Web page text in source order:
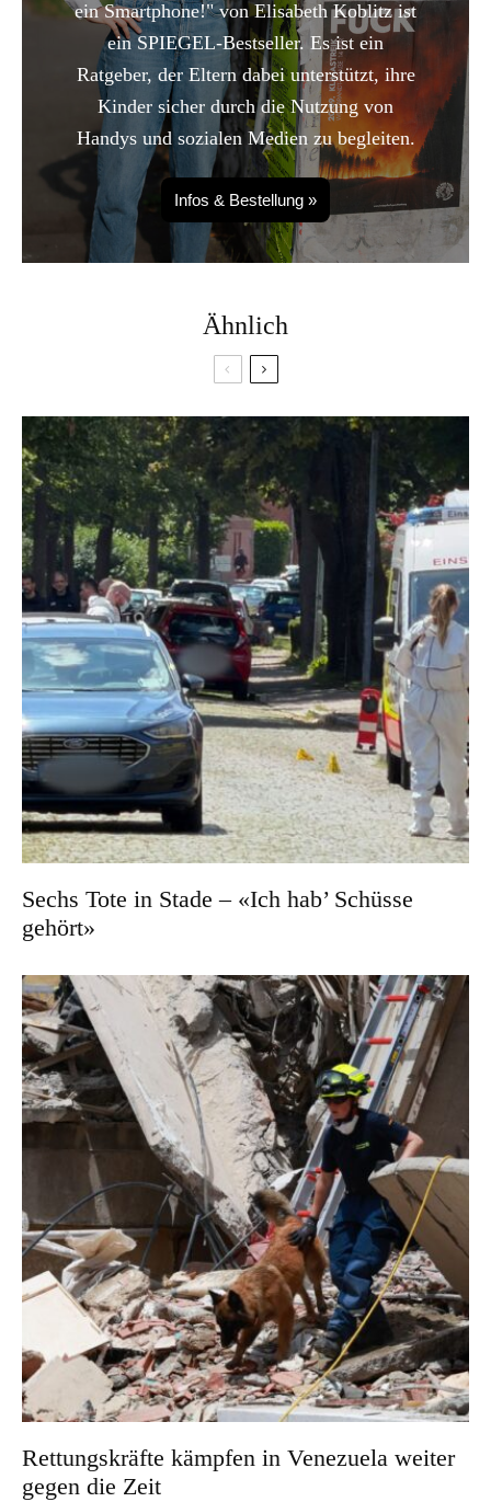
ein Smartphone!" von Elisabeth Koblitz ist
ein SPIEGEL-Bestseller. Es ist ein
Ratgeber, der Eltern dabei unterstützt, ihre
Kinder sicher durch die Nutzung von
Handys und sozialen Medien zu begleiten.
Infos & Bestellung »
Ähnlich
Sechs Tote in Stade – «Ich hab’ Schüsse
gehört»
Rettungskräfte kämpfen in Venezuela weiter
gegen die Zeit